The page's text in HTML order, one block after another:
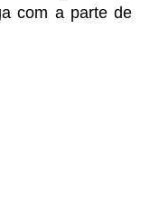
com a parte de